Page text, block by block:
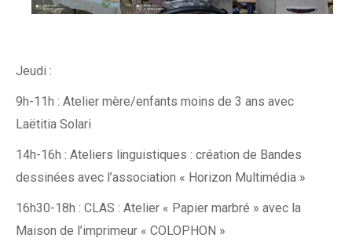
Jeudi :
9h-11h : Atelier mère/enfants moins de 3 ans avec
Laëtitia Solari
14h-16h : Ateliers linguistiques : création de Bandes
dessinées avec l’association « Horizon Multimédia »
16h30-18h : CLAS : Atelier « Papier marbré » avec la
Maison de l’imprimeur « COLOPHON »